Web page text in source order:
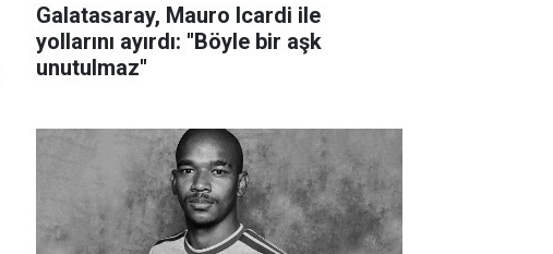
Galatasaray, Mauro Icardi ile
yollarını ayırdı: ''Böyle bir aşk
unutulmaz''